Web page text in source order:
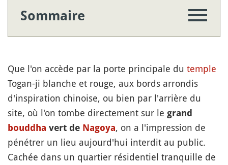
Sommaire
Que l'on accède par la porte principale du temple
Togan-ji blanche et rouge, aux bords arrondis
d'inspiration chinoise, ou bien par l'arrière du
site, où l'on tombe directement sur le grand
bouddha vert de Nagoya, on a l'impression de
pénétrer un lieu aujourd'hui interdit au public.
Cachée dans un quartier résidentiel tranquille de